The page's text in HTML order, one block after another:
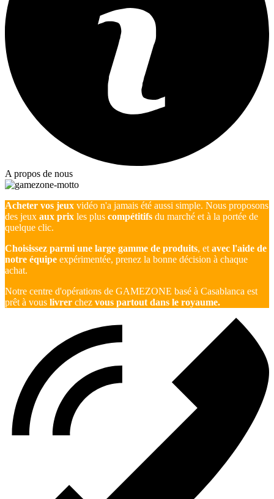
A propos de nous
Acheter vos jeux vidéo n'a jamais été aussi simple. Nous proposons
des jeux aux prix les plus compétitifs du marché et à la portée de
quelque clic.
Choisissez parmi une large gamme de produits, et avec l'aide de
notre équipe expérimentée, prenez la bonne décision à chaque
achat.
Notre centre d'opérations de GAMEZONE basé à Casablanca est
prêt à vous livrer chez vous partout dans le royaume.